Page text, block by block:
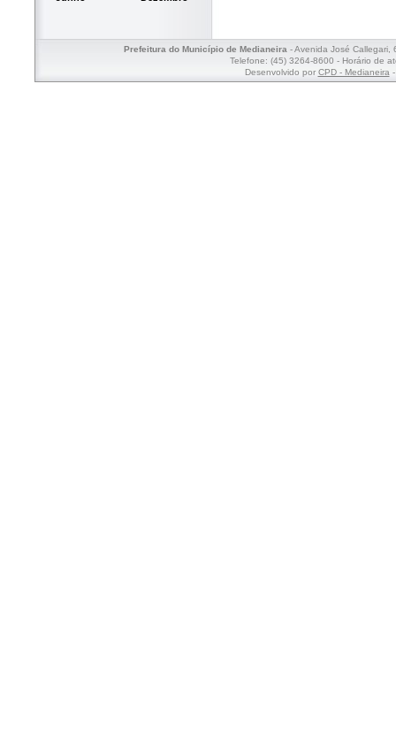
Prefeitura do Município de Medianeira- Avenida José Callegari,
Telefone: (45) 3264-8600 - Horário de
Desenvolvido por CPD - Medianeira-